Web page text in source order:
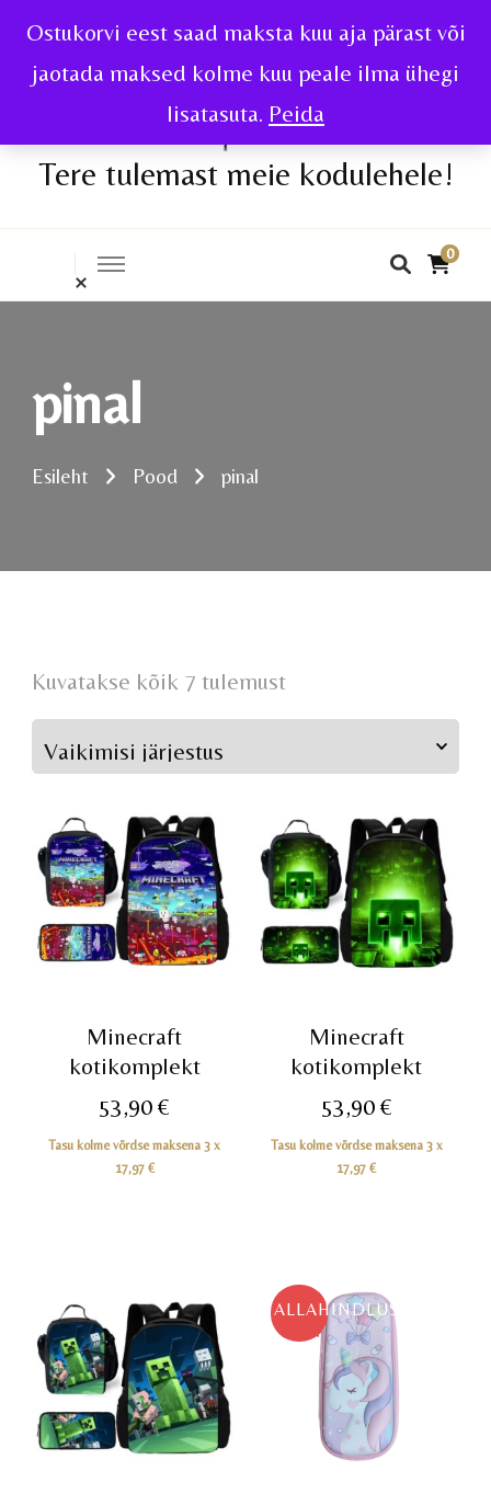
Ostukorvi eest saad maksta kuu aja pärast või
jaotada maksed kolme kuu peale ilma ühegi
lisatasuta. Peida
Tere tulemast meie kodulehele!
0
pinal
Esileht Pood pinal
Kuvatakse kõik 7 tulemust
Minecraft
kotikomplekt
53,90€
Tasu kolme võrdse maksena 3 x
17,97 €
Minecraft
kotikomplekt
53,90 €
Tasu kolme võrdse maksena 3 x
17,97€
ALLAHINDLUS!